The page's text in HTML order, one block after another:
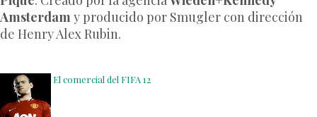
Amsterdam y producido por Smugler con dirección
de Henry Alex Rubin.
El comercial del FIFA 12